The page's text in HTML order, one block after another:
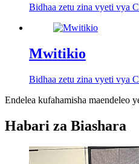
Bidhaa zetu zina vyeti vya
Mwitikio
Bidhaa zetu zina vyeti vya
Endelea kufahamisha maendeleo
Habari za Biashara